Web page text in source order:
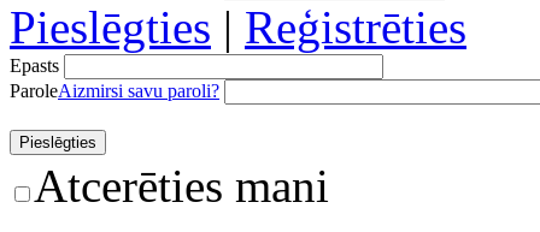
Pieslēgties | Reģistrēties
Epasts
ParoleAizmirsi savu paroli?
Atcerēties mani